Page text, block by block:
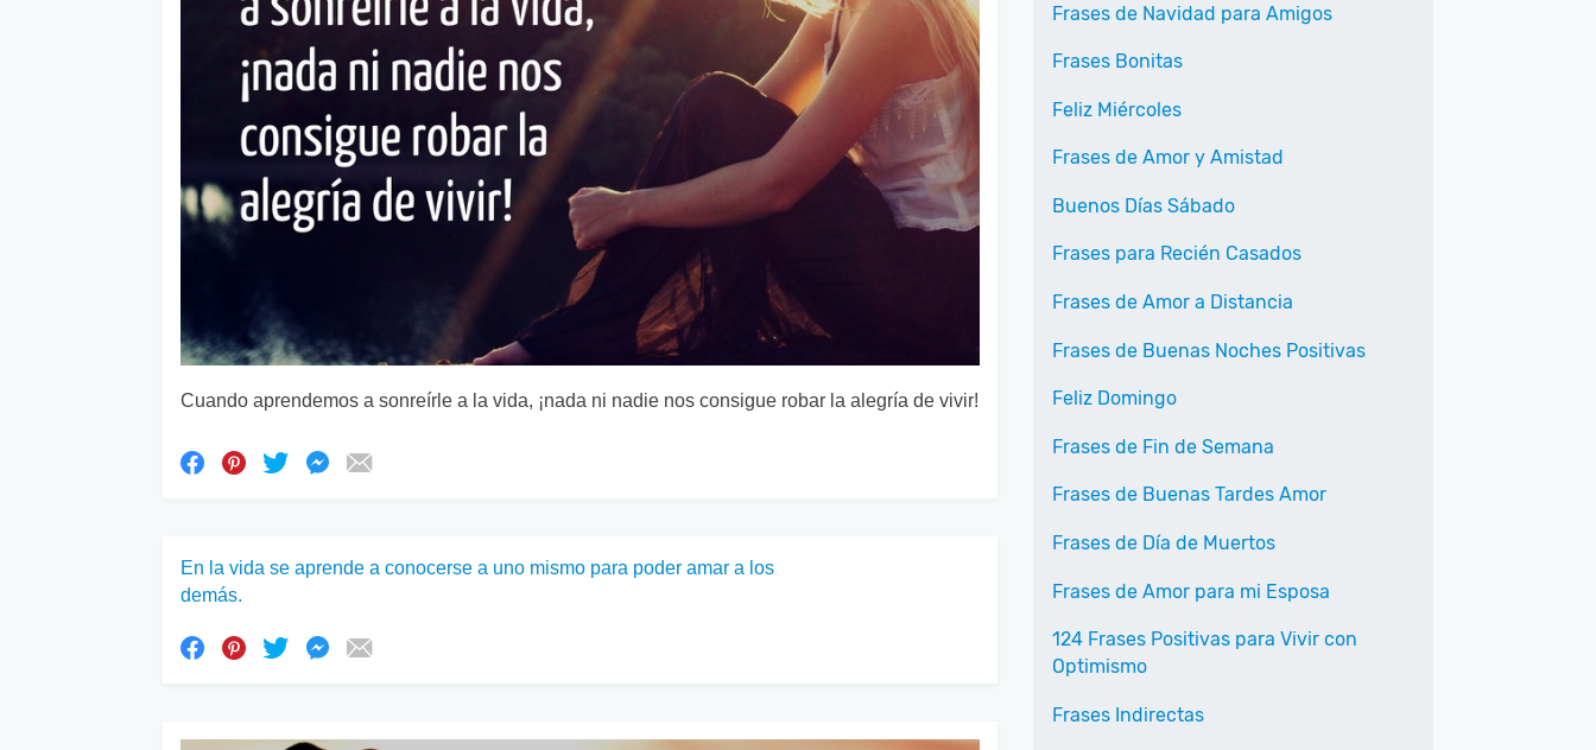
Cuando aprendemos a sonreírle a la vida, ¡nada ni nadie nos consigue robar la alegría de vivir!
En la vida se aprende a conocerse a uno mismo para poder amar a los
demás.
Frases de Navidad para Amigos
Frases Bonitas
Feliz Miércoles
Frases de Amor y Amistad
Buenos Días Sábado
Frases para Recién Casados
Frases de Amor a Distancia
Frases de Buenas Noches Positivas
Feliz Domingo
Frases de Fin de Semana
Frases de Buenas Tardes Amor
Frases de Día de Muertos
Frases de Amor para mi Esposa
124 Frases Positivas para Vivir con
Optimismo
Frases Indirectas